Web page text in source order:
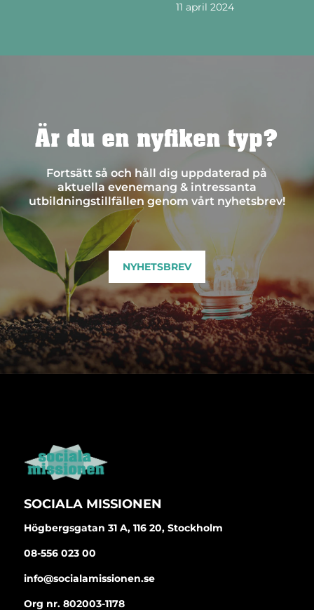
11 april 2024
Är du en nyfiken typ?
Fortsätt så och håll dig uppdaterad på
aktuella evenemang & intressanta
utbildningstillfällen genom vårt nyhetsbrev!
NYHETSBREV
SOCIALA MISSIONEN
Högbergsgatan 31 A, 116 20, Stockholm
08-556 023 00
info@socialamissionen.se
Org nr. 802003-1178